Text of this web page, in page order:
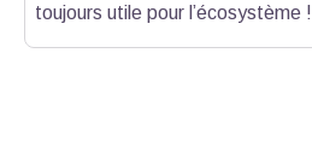
toujours utile pour l’écosystème !